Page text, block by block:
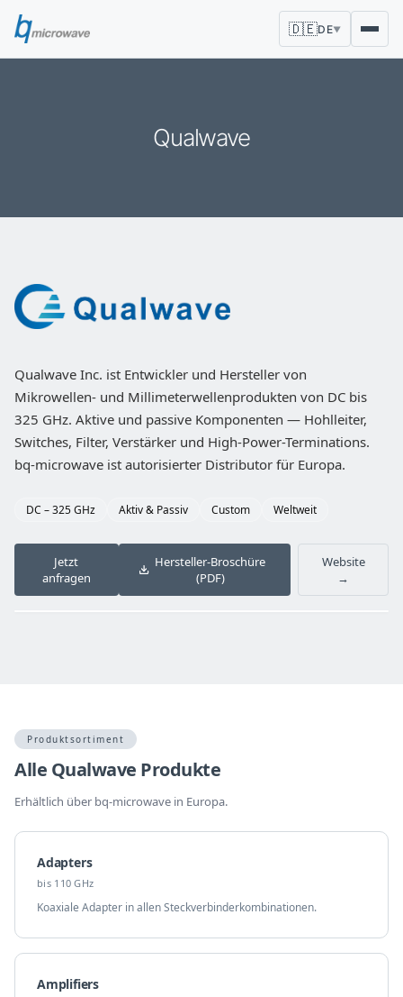
🇩🇪DE▼
Qualwave
Qualwave Inc. ist Entwickler und Hersteller von
Mikrowellen- und Millimeterwellenprodukten von DC bis
325 GHz. Aktive und passive Komponenten — Hohlleiter,
Switches, Filter, Verstärker und High-Power-Terminations.
bq-microwave ist autorisierter Distributor für Europa.
DC – 325 GHz Aktiv & Passiv Custom Weltweit
Jetzt
anfragen
Hersteller-Broschüre
(PDF)
Website
→
Produktsortiment
Alle Qualwave Produkte
Erhältlich über bq-microwave in Europa.
Adapters
bis 110 GHz
Koaxiale Adapter in allen Steckverbinderkombinationen.
Amplifiers